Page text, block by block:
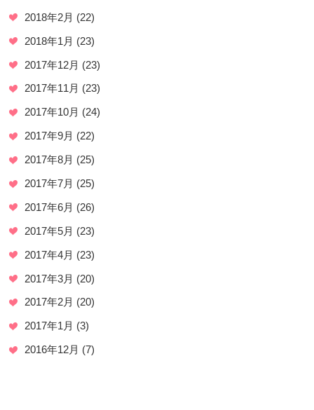
2018年2月 (22)
2018年1月 (23)
2017年12月 (23)
2017年11月 (23)
2017年10月 (24)
2017年9月 (22)
2017年8月 (25)
2017年7月 (25)
2017年6月 (26)
2017年5月 (23)
2017年4月 (23)
2017年3月 (20)
2017年2月 (20)
2017年1月 (3)
2016年12月 (7)